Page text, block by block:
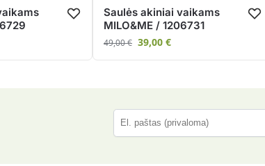
Saulės akiniai vaikams
MILO&ME / 1206731
49,00€ 39,00 €
l